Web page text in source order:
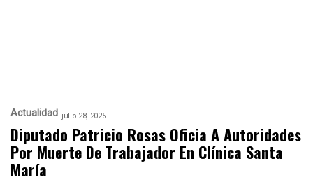
Actualidad julio 28, 2025
Diputado Patricio Rosas Oficia A Autoridades
Por Muerte De Trabajador En Clínica Santa
María